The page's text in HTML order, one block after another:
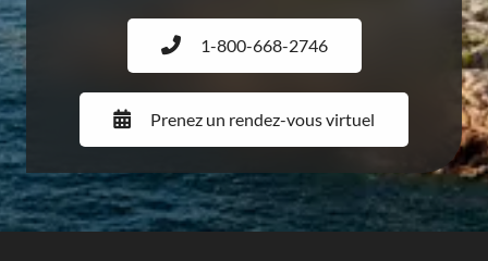
1-800-668-2746
Prenez un rendez-vous virtuel